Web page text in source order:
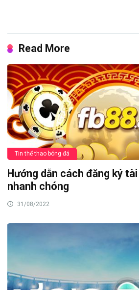
Read More
Tin thể thao bóng đá
Hướng dẫn cách đăng ký
nhanh chóng
31/08/2022